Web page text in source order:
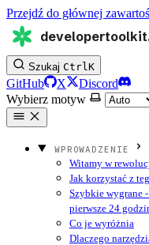
Przejdź do głównej
Szukaj CtrlK
GitHub X
Discord
Wybierz motyw
WPROWADZENIE
Witamy w
Jak korzystać z
Szybkie wygrane
pierwsze 24
Co je wyróżnia
Dlaczego